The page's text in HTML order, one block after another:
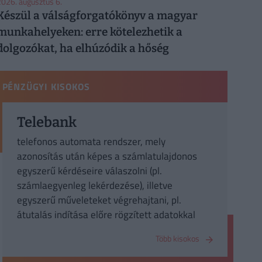
a válságforgatókönyv a magyar
erre kötelezhetik a
ha elhúzódik a hőség
PÉNZÜGYI KISOKOS
Telebank
telefonos automata rendszer, mely
azonosítás után képes a számlatulajdonos
egyszerű kérdéseire válaszolni (pl.
számlaegyenleg lekérdezése), illetve
egyszerű műveleteket végrehajtani, pl.
átutalás indítása előre rögzített adatokkal
Több kisokos